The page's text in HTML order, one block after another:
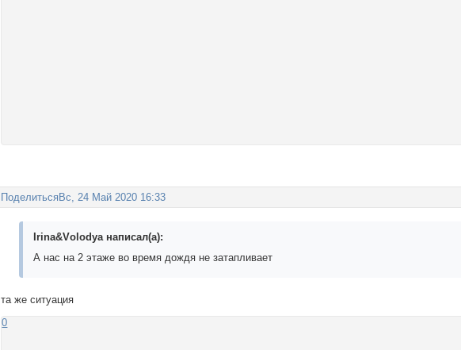
Поделиться Вс, 24 Май 2020 16:33
Irina&Vоlodyа написал(а):
А нас на 2 этаже во время дождя не затапливает
та же ситуация
0